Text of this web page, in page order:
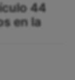
44
en la